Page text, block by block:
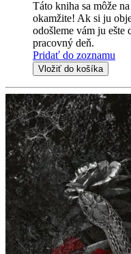
Táto kniha sa môže
okamžite! Ak si ju
odošleme vám ju ešte
pracovný deň.
Pridať do zoznamu
Vložiť do košíka